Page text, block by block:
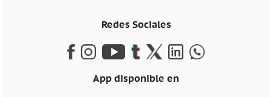
Redes Sociales
App disponible en